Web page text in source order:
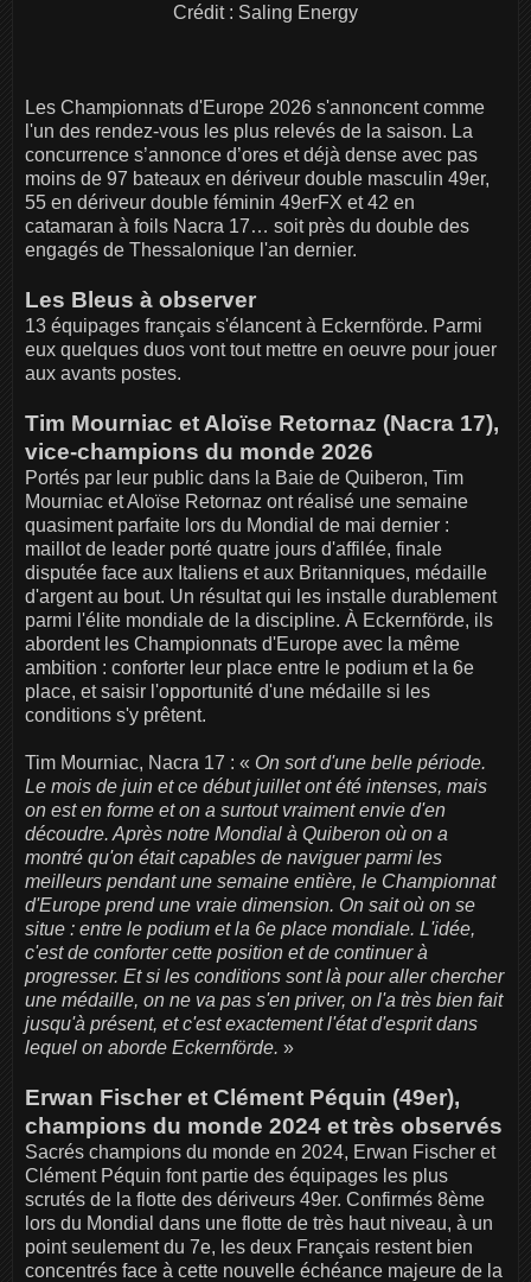
Crédit : Saling Energy
Les Championnats d'Europe 2026 s'annoncent comme
l'un des rendez-vous les plus relevés de la saison. La
concurrence s’annonce d’ores et déjà dense avec pas
moins de 97 bateaux en dériveur double masculin 49er,
55 en dériveur double féminin 49erFX et 42 en
catamaran à foils Nacra 17… soit près du double des
engagés de Thessalonique l'an dernier.
Les Bleus à observer
13 équipages français s'élancent à Eckernförde. Parmi
eux quelques duos vont tout mettre en oeuvre pour jouer
aux avants postes.
Tim Mourniac et Aloïse Retornaz (Nacra 17),
vice-champions du monde 2026
Portés par leur public dans la Baie de Quiberon, Tim
Mourniac et Aloïse Retornaz ont réalisé une semaine
quasiment parfaite lors du Mondial de mai dernier :
maillot de leader porté quatre jours d'affilée, finale
disputée face aux Italiens et aux Britanniques, médaille
d'argent au bout. Un résultat qui les installe durablement
parmi l'élite mondiale de la discipline. À Eckernförde, ils
abordent les Championnats d'Europe avec la même
ambition : conforter leur place entre le podium et la 6e
place, et saisir l'opportunité d'une médaille si les
conditions s'y prêtent.
Tim Mourniac, Nacra 17 : « On sort d'une belle période.
Le mois de juin et ce début juillet ont été intenses, mais
on est en forme et on a surtout vraiment envie d'en
découdre. Après notre Mondial à Quiberon où on a
montré qu'on était capables de naviguer parmi les
meilleurs pendant une semaine entière, le Championnat
d'Europe prend une vraie dimension. On sait où on se
situe : entre le podium et la 6e place mondiale. L'idée,
c'est de conforter cette position et de continuer à
progresser. Et si les conditions sont là pour aller chercher
une médaille, on ne va pas s'en priver, on l'a très bien fait
jusqu'à présent, et c'est exactement l'état d'esprit dans
lequel on aborde Eckernförde. »
Erwan Fischer et Clément Péquin (49er),
champions du monde 2024 et très observés
Sacrés champions du monde en 2024, Erwan Fischer et
Clément Péquin font partie des équipages les plus
scrutés de la flotte des dériveurs 49er. Confirmés 8ème
lors du Mondial dans une flotte de très haut niveau, à un
point seulement du 7e, les deux Français restent bien
concentrés face à cette nouvelle échéance majeure de la